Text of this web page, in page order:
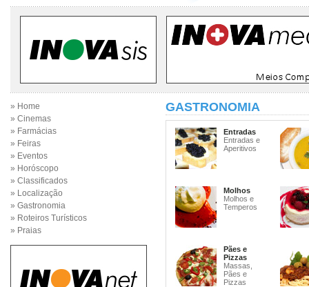
» Home
» Cinemas
» Farmácias
» Feiras
» Eventos
» Horóscopo
» Classificados
» Localização
» Gastronomia
» Roteiros Turísticos
» Praias
GASTRONOMIA
Entradas
Entradas e
Aperitivos
Molhos
Molhos e
Temperos
Pães e
Pizzas
Massas,
Pães e
Pizzas